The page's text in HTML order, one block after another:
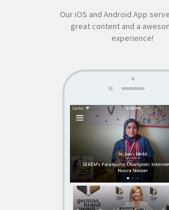
About Us|Economy|Societal Life|
Our iOS and Android App
great content and a
experience!